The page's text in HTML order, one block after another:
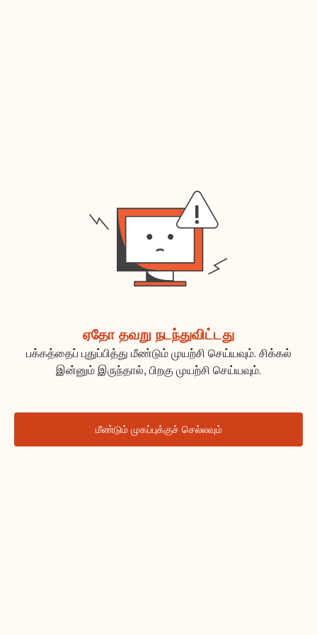
ஏதோ தவறு நடந்துவிட்டது
பக்கத்தைப் புதுப்பித்து மீண்டும் முயற்சி செய்யவும். சிக்கல்
இன்னும் இருந்தால், பிறகு முயற்சி செய்யவும்.
மீண்டும் முகப்புக்குச் செல்லவும்